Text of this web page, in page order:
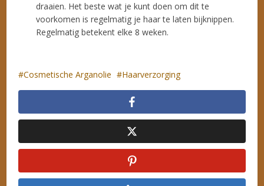
draaien. Het beste wat je kunt doen om dit te
voorkomen is regelmatig je haar te laten bijknippen.
Regelmatig betekent elke 8 weken.
Cosmetische Arganolie Haarverzorging